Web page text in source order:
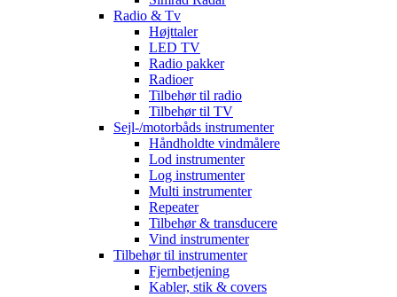
Radio & Tv
Højttaler
LED TV
Radio pakker
Radioer
Tilbehør til radio
Tilbehør til TV
Sejl-/motorbåds instrumenter
Håndholdte vindmålere
Lod instrumenter
Log instrumenter
Multi instrumenter
Repeater
Tilbehør & transducere
Vind instrumenter
Tilbehør til instrumenter
Fjernbetjening
Kabler, stik & covers